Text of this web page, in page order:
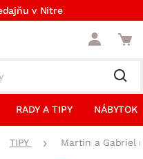
v Nitre
RADY A TIPY NÁBYTOK
TIPY Martin a Gabriel